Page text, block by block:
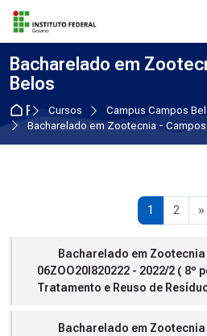
Skip to navigation
Skip to login form
Ir para o conteúdo principal
Skip to accessibility options
Skip to footer
Skip accessibility options
Bacharelado em
Belos
Página inicial
Cursos Campus Campos
Bacharelado em Zootecnia -
1 Página 1
2 »
Bacharelado em
06ZOO20I820222 - 2022/2 ( 8º
Tratamento e Reuso de
Bacharelado em